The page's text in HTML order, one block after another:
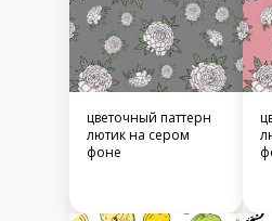
цветочный паттерн
лютик на сером
фоне